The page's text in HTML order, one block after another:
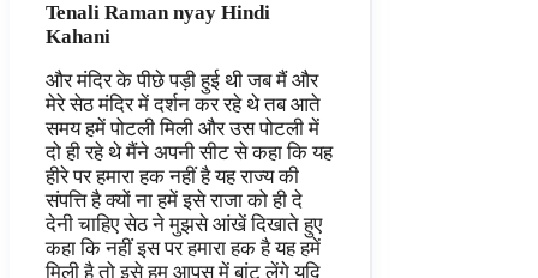
Tenali Raman nyay Hindi
Kahani
और मंदिर के पीछे पड़ी हुई थी जब मैं और
मेरे सेठ मंदिर में दर्शन कर रहे थे तब आते
समय हमें पोटली मिली और उस पोटली में
दो ही रहे थे मैंने अपनी सीट से कहा कि यह
हीरे पर हमारा हक नहीं है यह राज्य की
संपत्ति है क्यों ना हमें इसे राजा को ही दे
देनी चाहिए सेठ ने मुझसे आंखें दिखाते हुए
कहा कि नहीं इस पर हमारा हक है यह हमें
मिली है तो इसे हम आपस में बांट लेंगे यदि